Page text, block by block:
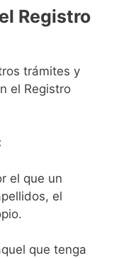
Registro
trámites y
el Registro
el que un
el
que tenga